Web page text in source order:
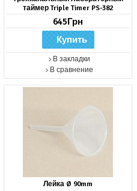
таймер Triple Timer PS-382
645Грн
В закладки
В сравнение
Лейка Ø 90mm